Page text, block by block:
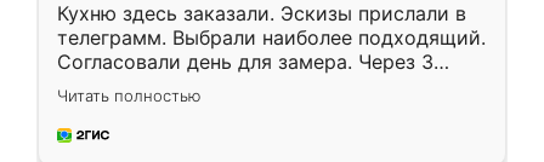
Кухню здесь заказали. Эскизы прислали в
телеграмм. Выбрали наиболее подходящий.
Согласовали день для замера. Через 3
недели кухня была уже готова. Остались
довольны работой. Спасибо Ренессанс
мебель за качественную работу!
Читать полностью